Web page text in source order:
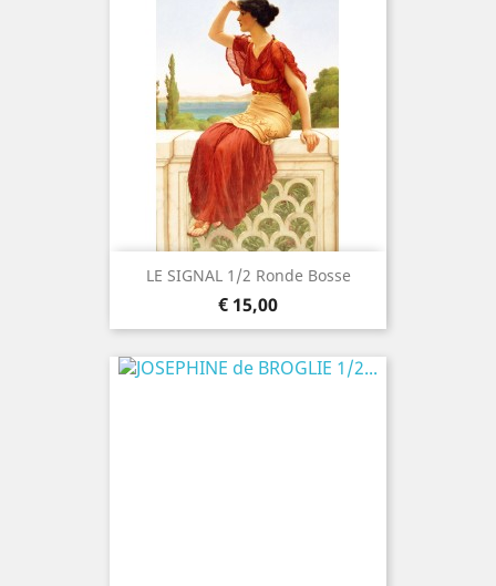
LE SIGNAL 1/2 Ronde Bosse
Prijs
€ 15,00